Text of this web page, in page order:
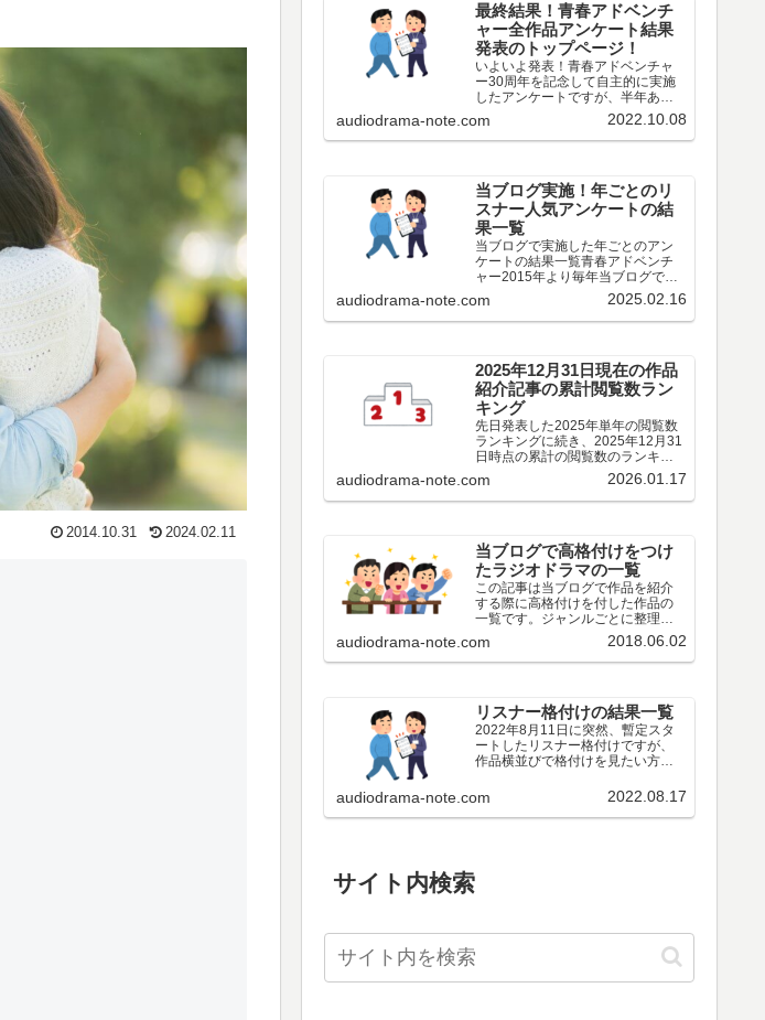
2014.10.31 2024.02.11
最終結果！青春アドベンチ
ャー全作品アンケート結果
発表のトップページ！
いよいよ発表！青春アドベンチャ
ー30周年を記念して自主的に実施
したアンケートですが、半年あっ
た投票期間も遂に終わりましたの
で、今後、順次最終結果を発表し
ていきます。なんと最終的に261名
audiodrama-note.com 2022.10.08
当ブログ実施！年ごとのリ
スナー人気アンケートの結
果一覧
当ブログで実施した年ごとのアン
ケートの結果一覧青春アドベンチ
ャー2015年より毎年当ブログで実
施しているその年の青春アドベン
チャーについてアンケート結果で
す。作品編出演者編その他編特別
audiodrama-note.com 2025.02.16
2025年12月31日現在の作品
紹介記事の累計閲覧数ラン
キング
先日発表した2025年単年の閲覧数
ランキングに続き、2025年12月31
日時点の累計の閲覧数のランキン
audiodrama-note.com 2026.01.17
当ブログで高格付けをつけ
たラジオドラマの一覧
この記事は当ブログで作品を紹介
する際に高格付けを付した作品の
一覧です。ジャンルごとに整理し
てみました。もとより私個人の感
想にすぎないので、皆様の評価と
違う場合も多々あろうかと思いま
です。なお、私個人の評価ではな
くリスナーの皆様の評価というこ
とであれば、歴代ベスト作品アン
ケートの投票結果、年ごとのアン
ケートの投票結果、当ブログのペ
ージビュー数の順位などをご覧く
ださい。
audiodrama-note.com 2018.06.02
リスナー格付けの結果一覧
2022年8月11日に突然、暫定スタ
ートしたリスナー格付けですが、
作品横並びで格付けを見たい方も
付け状況を集計のうえ、ここで公
表いたします。是非皆さんも参加
してみてください。ただ残念なが
audiodrama-note.com 2022.08.17
サイト内検索